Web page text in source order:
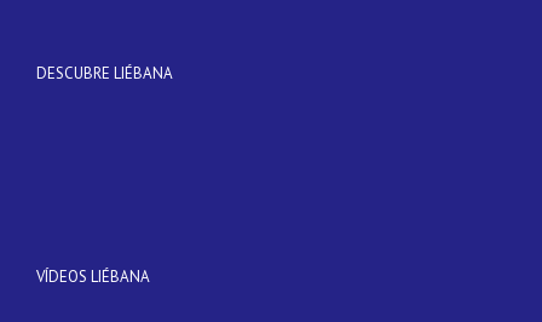
DESCUBRE LIÉBANA
VÍDEOS LIÉBANA